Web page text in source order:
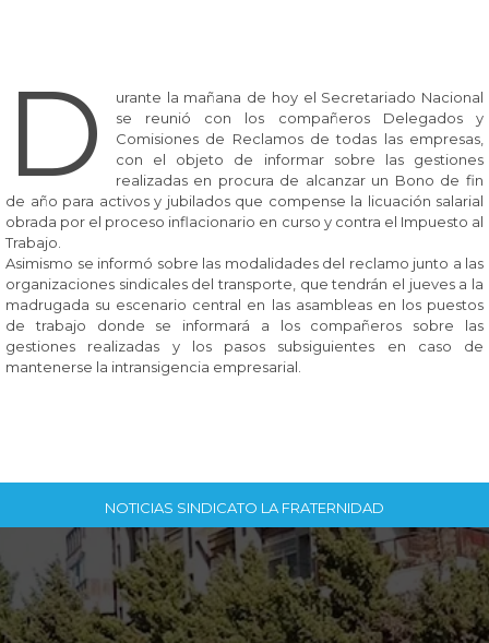
D
urante la mañana de hoy el Secretariado Nacional
se reunió con los compañeros Delegados y
Comisiones de Reclamos de todas las empresas,
con el objeto de informar sobre las gestiones
realizadas en procura de alcanzar un Bono de fin
de año para activos y jubilados que compense la licuación salarial
obrada por el proceso inflacionario en curso y contra el Impuesto al
Trabajo.
Asimismo se informó sobre las modalidades del reclamo junto a las
organizaciones sindicales del transporte, que tendrán el jueves a la
madrugada su escenario central en las asambleas en los puestos
de trabajo donde se informará a los compañeros sobre las
gestiones realizadas y los pasos subsiguientes en caso de
mantenerse la intransigencia empresarial.
NOTICIAS SINDICATO LA FRATERNIDAD